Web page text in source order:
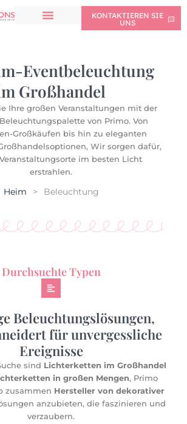
KONTAKTIEREN SIE
UNS
Eventbeleuchtung
Großhandel
Ihre großen Veranstaltungen mit der
von Primo. Von
Großkäufen bis hin zu eleganten
Wir sorgen dafür,
im besten Licht
erstrahlen.
Heim > Beleuchtung
Durchsuchte Typen
Beleuchtungslösungen,
für unvergessliche
Ereignisse
sind Lichterketten im Großhandel
in großen Mengen, Primo
zusammen Hersteller von dekorativer
anzubieten, die faszinieren und
verzaubern.